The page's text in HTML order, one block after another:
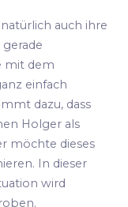
auch ihre
mit dem
einfach
dazu, dass
Holger als
möchte dieses
In dieser
wird